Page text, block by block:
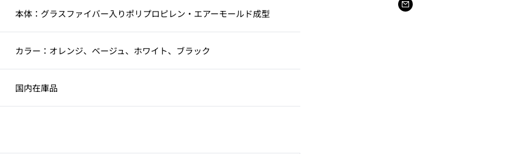
本体：グラスファイバー入りポリプロピレン・エアーモールド成型
カラー：オレンジ、ベージュ、ホワイト、ブラック
国内在庫品